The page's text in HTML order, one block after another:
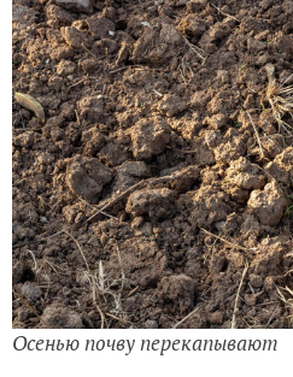
Осенью почву перекапывают